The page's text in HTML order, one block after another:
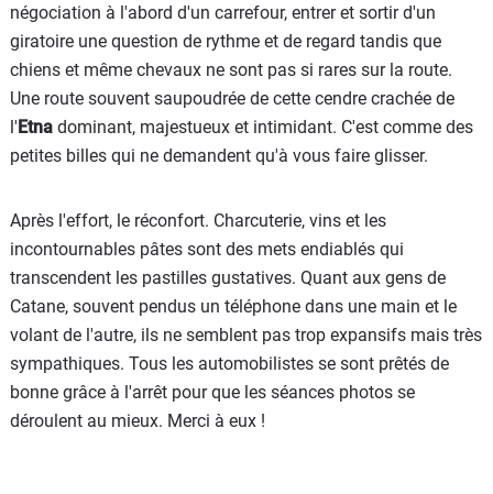
négociation à l'abord d'un carrefour, entrer et sortir d'un
giratoire une question de rythme et de regard tandis que
chiens et même chevaux ne sont pas si rares sur la route.
Une route souvent saupoudrée de cette cendre crachée de
l'Etna dominant, majestueux et intimidant. C'est comme des
petites billes qui ne demandent qu'à vous faire glisser.
Après l'effort, le réconfort. Charcuterie, vins et les
incontournables pâtes sont des mets endiablés qui
transcendent les pastilles gustatives. Quant aux gens de
Catane, souvent pendus un téléphone dans une main et le
volant de l'autre, ils ne semblent pas trop expansifs mais très
sympathiques. Tous les automobilistes se sont prêtés de
bonne grâce à l'arrêt pour que les séances photos se
déroulent au mieux. Merci à eux !